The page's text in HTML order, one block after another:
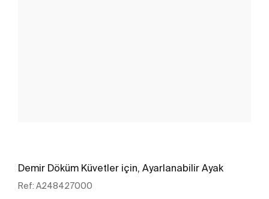
Demir Döküm Küvetler için, Ayarlanabilir Ayak
Ref: A248427000